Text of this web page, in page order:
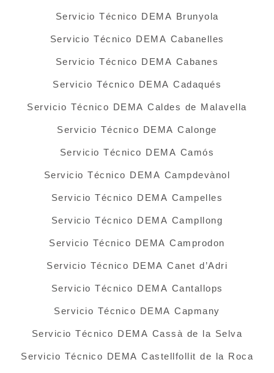
Servicio Técnico DEMA Brunyola
Servicio Técnico DEMA Cabanelles
Servicio Técnico DEMA Cabanes
Servicio Técnico DEMA Cadaqués
Servicio Técnico DEMA Caldes de Malavella
Servicio Técnico DEMA Calonge
Servicio Técnico DEMA Camós
Servicio Técnico DEMA Campdevànol
Servicio Técnico DEMA Campelles
Servicio Técnico DEMA Campllong
Servicio Técnico DEMA Camprodon
Servicio Técnico DEMA Canet d’Adri
Servicio Técnico DEMA Cantallops
Servicio Técnico DEMA Capmany
Servicio Técnico DEMA Cassà de la Selva
Servicio Técnico DEMA Castellfollit de la Roca